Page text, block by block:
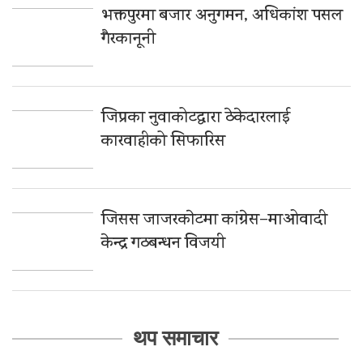
भक्तपुरमा बजार अनुगमन, अधिकांश पसल
गैरकानूनी
जिप्रका नुवाकोटद्वारा ठेकेदारलाई
कारवाहीको सिफारिस
जिसस जाजरकाेटमा कांग्रेस–माओवादी
केन्द्र गठबन्धन विजयी
थप समाचार